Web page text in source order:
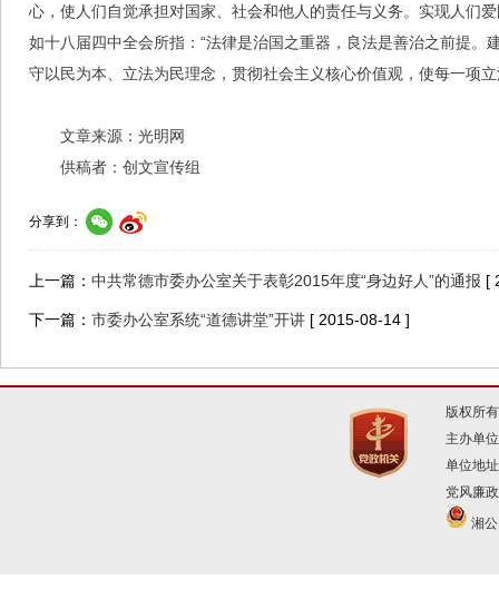
心，使人们自觉承担对国家、社会和他人的责任与义务。实现人们
如十八届四中全会所指：“法律是治国之重器，良法是善治之前提
守以民为本、立法为民理念，贯彻社会主义核心价值观，使每一项
文章来源：光明网
供稿者：创文宣传组
分享到：
上一篇： 中共常德市委办公室关于表彰2015年度“身边好人”的通报 [
下一篇： 市委办公室系统“道德讲堂”开讲 [ 2015-08-14 ]
版权所
主办单
单位地
党风廉
湘